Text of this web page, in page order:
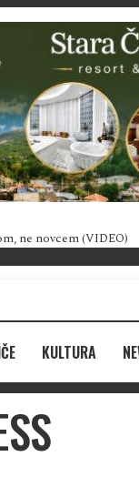
ne novcem (VIDEO)
KULTURA